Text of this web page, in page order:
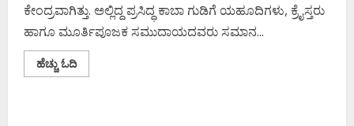
ಕೇಂದ್ರವಾಗಿತ್ತು. ಅಲ್ಲಿದ್ದ ಪ್ರಸಿದ್ಧ ಕಾಬಾ ಗುಡಿಗೆ ಯಹೂದಿಗಳು, ಕ್ರೈಸ್ತರು
ಹಾಗೂ ಮೂರ್ತಿಪೂಜಕ ಸಮುದಾಯದವರು ಸಮಾನ...
ಹೆಚ್ಚು ಓದಿRead
more